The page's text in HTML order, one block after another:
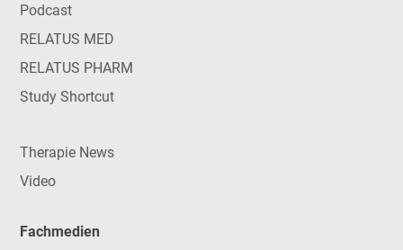
Podcast
RELATUS MED
RELATUS PHARM
Study Shortcut
Therapie News
Video
Fachmedien